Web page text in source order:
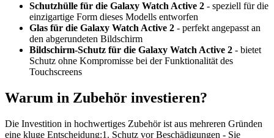
Schutzhülle für die Galaxy Watch Active 2 - speziell für die
einzigartige Form dieses Modells entworfen
Glas für die Galaxy Watch Active 2 - perfekt angepasst an
den abgerundeten Bildschirm
Bildschirm-Schutz für die Galaxy Watch Active 2 - bietet
Schutz ohne Kompromisse bei der Funktionalität des
Touchscreens
Warum in Zubehör investieren?
Die Investition in hochwertiges Zubehör ist aus mehreren Gründen
eine kluge Entscheidung:1. Schutz vor Beschädigungen - Sie